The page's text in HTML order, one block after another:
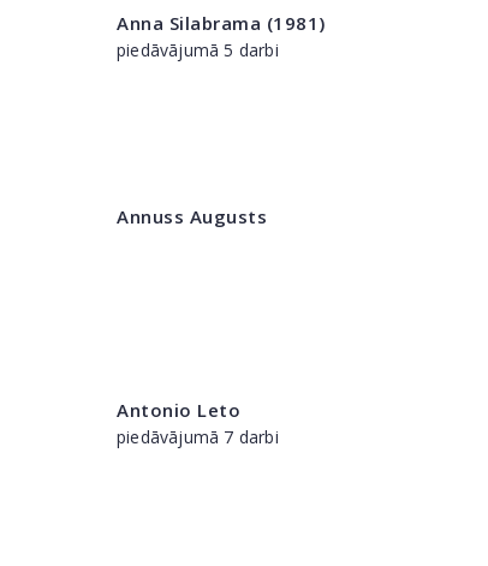
Anna Silabrama (1981)
piedāvājumā 5 darbi
Annuss Augusts
Antonio Leto
piedāvājumā 7 darbi